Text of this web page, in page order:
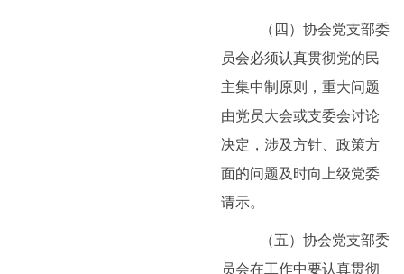
（四）协会党支部委
员会必须认真贯彻党的民
主集中制原则，重大问题
由党员大会或支委会讨论
决定，涉及方针、政策方
面的问题及时向上级党委
请示。
（五）协会党支部委
员会在工作中要认真贯彻